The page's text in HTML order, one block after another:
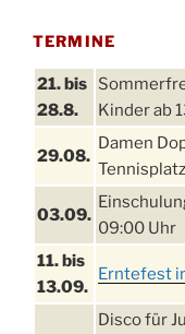
TERMINE
21. bis
28.8.
Kinder ab
29.08.
Damen
Tennisplatz
03.09.
09:00 Uhr
11. bis
13.09.
Erntefest
Disco für